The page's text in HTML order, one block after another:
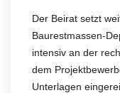
Der Beirat setzt
Baurestmassen-
intensiv an der
dem
Unterlagen